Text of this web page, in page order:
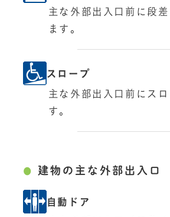
主な外部出入口前に段
ます。
スロープ
主な外部出入口前にス
す。
建物の主な外部出入口
自動ドア